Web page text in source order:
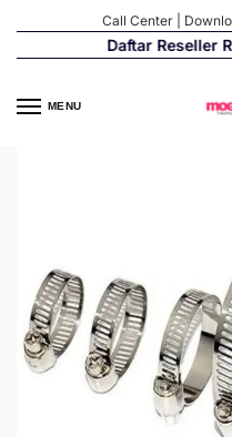
Call Center
Daftar Reseller
MENU